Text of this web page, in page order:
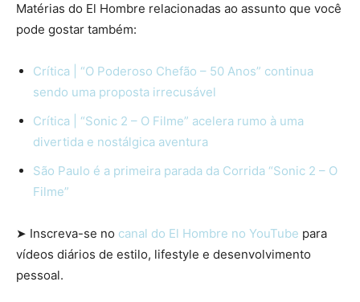
Matérias do El Hombre relacionadas ao assunto que você
pode gostar também:
Crítica | “O Poderoso Chefão – 50 Anos” continua
sendo uma proposta irrecusável
Crítica | “Sonic 2 – O Filme” acelera rumo à uma
divertida e nostálgica aventura
São Paulo é a primeira parada da Corrida “Sonic 2 – O
Filme”
➤ Inscreva-se no canal do El Hombre no YouTube para
vídeos diários de estilo, lifestyle e desenvolvimento
pessoal.